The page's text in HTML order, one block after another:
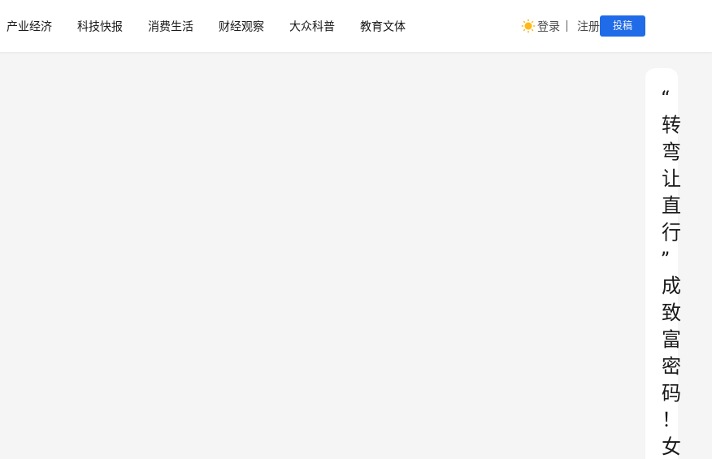
产业经济 科技快报 消费生活 财经观察 大众科普 教育文体 登录 注册 投稿
“
转
弯
让
直
行
”
成
致
富
密
码
！
女